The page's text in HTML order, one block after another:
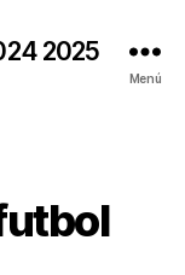
2025
Menú